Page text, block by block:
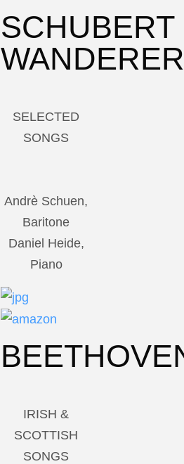
SCHUBERT
WANDERER
SELECTED
SONGS
Andrè Schuen,
Baritone
Daniel Heide,
Piano
IRISH &
SCOTTISH
SONGS